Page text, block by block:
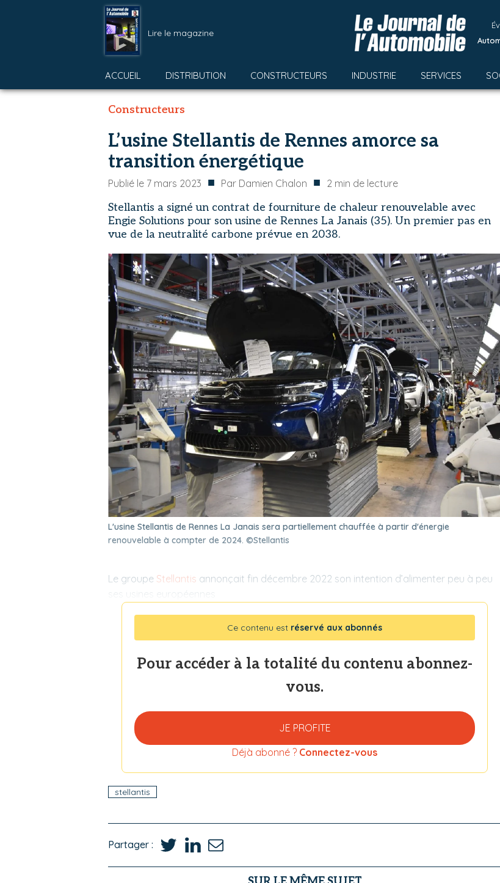
Lire le magazine
ACCUEIL DISTRIBUTION CONSTRUCTEURS INDUSTRIE SERVICES
Constructeurs
L’usine Stellantis de Rennes amorce sa
transition énergétique
Publié le 7 mars 2023 ■ Par Damien Chalon ■ 2 min de lecture
Stellantis a signé un contrat de fourniture de chaleur renouvelable avec
Engie Solutions pour son usine de Rennes La Janais (35). Un premier pas en
vue de la neutralité carbone prévue en 2038.
L'usine Stellantis de Rennes La Janais sera partiellement chauffée à partir d'énergie
renouvelable à compter de 2024. ©Stellantis
Le groupe Stellantis annonçait fin décembre 2022 son intention d’alimenter peu à peu
Ce contenu est réservé aux abonnés
Pour accéder à la totalité du contenu abonnez-
vous.
JE PROFITE
Déjà abonné ? Connectez-vous
stellantis
Partager :